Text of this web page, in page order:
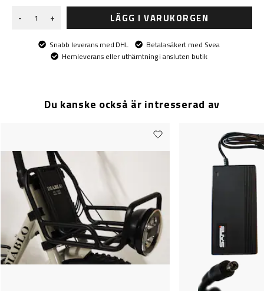
-
+ LÄGG I VARUKORGEN
Snabb leverans med DHL
Betala säkert med Svea
Hemleverans eller uthämtning i ansluten butik
Du kanske också är intresserad av